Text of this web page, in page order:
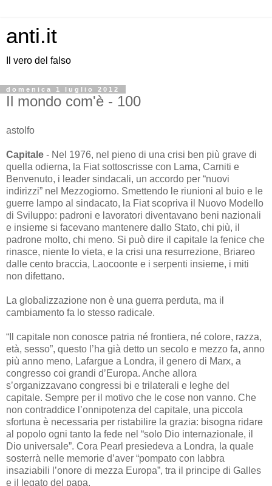
anti.it
Il vero del falso
domenica 1 luglio 2012
Il mondo com'è - 100
astolfo
Capitale - Nel 1976, nel pieno di una crisi ben più grave di
quella odierna, la Fiat sottoscrisse con Lama, Carniti e
Benvenuto, i leader sindacali, un accordo per “nuovi
indirizzi” nel Mezzogiorno. Smettendo le riunioni al buio e le
guerre lampo al sindacato, la Fiat scopriva il Nuovo Modello
di Sviluppo: padroni e lavoratori diventavano beni nazionali
e insieme si facevano mantenere dallo Stato, chi più, il
padrone molto, chi meno. Si può dire il capitale la fenice che
rinasce, niente lo vieta, e la crisi una resurrezione, Briareo
dalle cento braccia, Laocoonte e i serpenti insieme, i miti
non difettano.
La globalizzazione non è una guerra perduta, ma il
cambiamento fa lo stesso radicale.
“Il capitale non conosce patria né frontiera, né colore, razza,
età, sesso”, questo l’ha già detto un secolo e mezzo fa, anno
più anno meno, Lafargue a Londra, il genero di Marx, a
congresso coi grandi d’Europa. Anche allora
s’organizzavano congressi bi e trilaterali e leghe del
capitale. Sempre per il motivo che le cose non vanno. Che
non contraddice l’onnipotenza del capitale, una piccola
sfortuna è necessaria per ristabilire la grazia: bisogna ridare
al popolo ogni tanto la fede nel “solo Dio internazionale, il
Dio universale”. Cora Pearl presiedeva a Londra, la quale
sosterrà nelle memorie d’aver “pompato con labbra
insaziabili l’onore di mezza Europa”, tra il principe di Galles
e il legato del papa.